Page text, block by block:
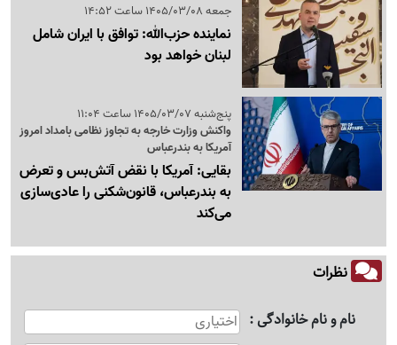
جمعه 1405/03/08 ساعت 14:52
نماینده حزب‌الله: توافق با ایران شامل
لبنان خواهد بود
پنج‌شنبه 1405/03/07 ساعت 11:04
واکنش وزارت خارجه به تجاوز نظامی بامداد امروز
آمریکا به بندرعباس
بقایی: آمریکا با نقض آتش‌بس و تعرض
به بندرعباس، قانون‌شکنی را عادی‌سازی
می‌کند
نظرات
نام و نام خانوادگی